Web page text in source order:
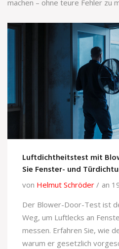
machen – ohne teure Fehler zu
Luftdichtheitstest mit
Sie Fenster- und
von Helmut Schröder
an
Der Blower-Door-Test ist
Weg, um Luftlecks an
messen. Erfahren Sie, wie
warum er gesetzlich